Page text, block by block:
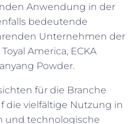
Anwendung in der
bedeutende
Unternehmen der
America, ECKA
Powder.
für die Branche
die vielfältige Nutzung in
und technologische